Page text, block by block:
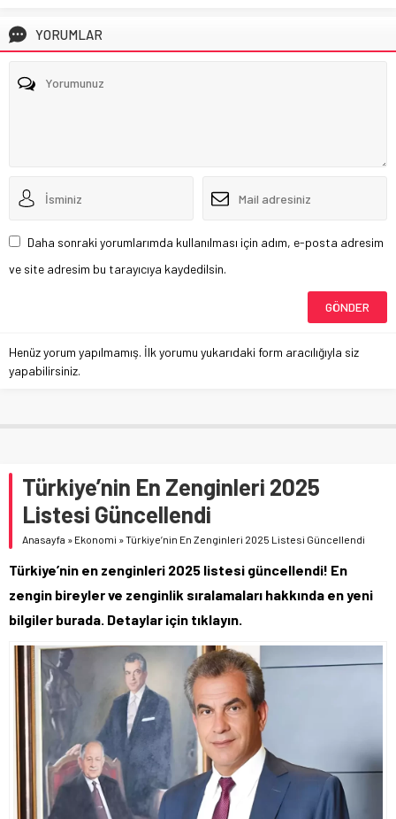
YORUMLAR
Daha sonraki yorumlarımda kullanılması için adım, e-posta adresim
ve site adresim bu tarayıcıya kaydedilsin.
Henüz yorum yapılmamış. İlk yorumu yukarıdaki form aracılığıyla siz
yapabilirsiniz.
Türkiye’nin En Zenginleri 2025
Listesi Güncellendi
Anasayfa » Ekonomi »Türkiye’nin En Zenginleri 2025 Listesi Güncellendi
Türkiye’nin en zenginleri 2025 listesi güncellendi! En
zengin bireyler ve zenginlik sıralamaları hakkında en yeni
bilgiler burada. Detaylar için tıklayın.